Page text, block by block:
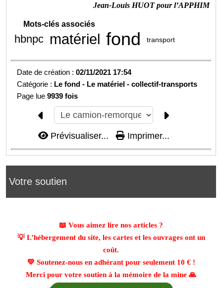
Votre soutien
📖 Vous aimez lire nos articles ?
💡 L’hébergement du site, les cartes et les ouvrages ont un
coût.
💛 Soutenez-nous en adhérant pour seulement 10 €!
Merci pour votre soutien à la mémoire de la mine 🙏
Jean-Louis HUOT pour l’APPHIM
Mots-clés associés
hbnpc matériel fond transport
Date de création :02/11/2021 17:54
Catégorie : Le fond - Le matériel - collectif-transports
Page lue9939 fois
Prévisualiser... Imprimer...